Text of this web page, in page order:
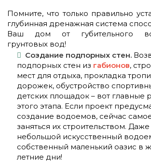
Помните, что только правильно
глубинная дренажная система
Ваш дом от губительного
грунтовых вод!
Создание подпорных стен.
подпорных стен из габионов,
мест для отдыха, прокладка
дорожек, обустройство
детских площадок – вот главные
этого этапа. Если проект
создание водоемов, сейчас
заняться их строительством. Даже
небольшой искусственный
собственный маленький оазис в
летние дни!